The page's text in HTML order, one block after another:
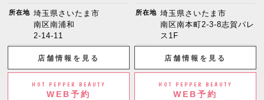
所在地 埼玉県さいたま市
南区南浦和
2-14-11
店舗情報を見る
HOT PEPPER BEAUTY
WEB予約
所在地 埼玉県さいたま市
南区南本町2-3-8志賀パレ
ス1F
店舗情報を見る
HOT PEPPER BEAUTY
WEB予約